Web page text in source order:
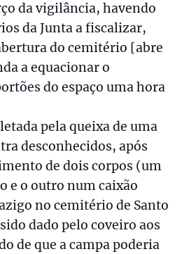
da vigilância, havendo
da Junta a fiscalizar,
do cemitério [abre
a equacionar o
do espaço uma hora
pela queixa de uma
desconhecidos, após
de dois corpos (um
e o outro num caixão
no cemitério de Santo
dado pelo coveiro aos
de que a campa poderia